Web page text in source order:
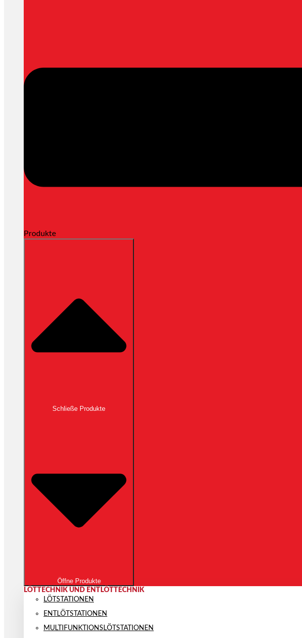
Produkte
Schließe Produkte
Öffne Produkte
LÖTTECHNIK UND ENTLÖTTECHNIK
LÖTSTATIONEN
ENTLÖTSTATIONEN
MULTIFUNKTIONS­LÖTSTATIONEN